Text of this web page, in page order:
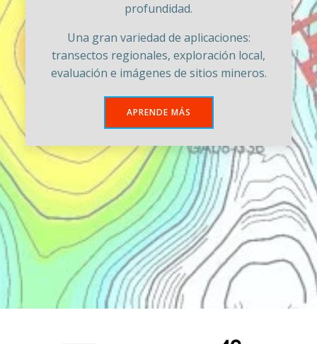
profundidad.
Una gran variedad de aplicaciones:
transectos regionales, exploración local,
evaluación e imágenes de sitios mineros.
APRENDE MÁS